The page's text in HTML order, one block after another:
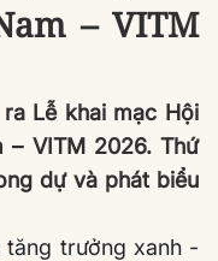
– VITM
Lễ khai mạc Hội
– VITM 2026. Thứ
dự và phát biểu
tăng trưởng xanh -